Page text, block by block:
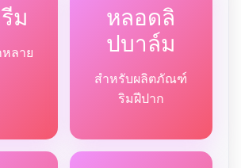
ม
ลาย
หลอดลิ
ปบาล์ม
สำหรับผลิตภัณฑ์
ริมฝีปาก